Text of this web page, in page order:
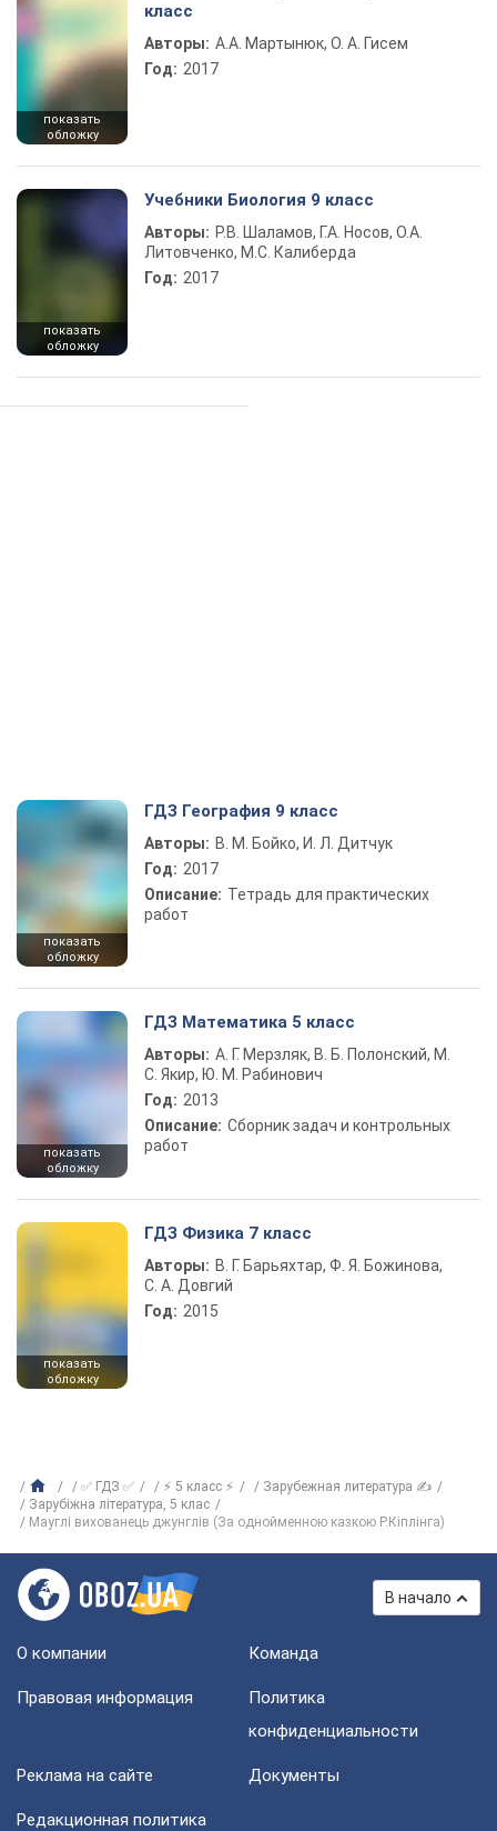
показать
обложку
класс
Авторы: А.А. Мартынюк, О. А. Гисем
Год: 2017
показать
обложку
Учебники Биология 9 класс
Авторы: Р.В. Шаламов, Г.А. Носов, О.А.
Литовченко, М.С. Калиберда
Год: 2017
показать
обложку
ГДЗ География 9 класс
Авторы: В. М. Бойко, И. Л. Дитчук
Год: 2017
Описание: Тетрадь для практических
работ
показать
обложку
ГДЗ Математика 5 класс
Авторы: А. Г. Мерзляк, В. Б. Полонский, М.
С. Якир, Ю. М. Рабинович
Год: 2013
Описание: Сборник задач и контрольных
работ
показать
обложку
ГДЗ Физика 7 класс
Авторы: В. Г. Барьяхтар, Ф. Я. Божинова,
С. А. Довгий
Год: 2015
✅ ГДЗ ✅ ⚡ 5 класс ⚡
Зарубежная литература ✍
Зарубіжна література, 5 клас
Мауглі вихованець джунглів (За однойменною казкою Р.Кіплінга)
В начало
О компании Команда
Правовая информация
Политика
конфиденциальности
Реклама на сайте Документы
Редакционная политика